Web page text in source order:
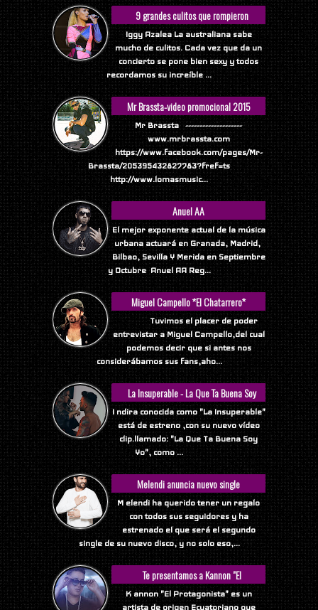
9 grandes culitos que rompieron
Internet
Iggy Azalea La australiana sabe
mucho de culitos. Cada vez que da un
concierto se pone bien sexy y todos
recordamos su increíble ...
Mr Brassta-video promocional 2015
Mr Brassta --------------------
www.mrbrassta.com
https://www.facebook.com/pages/Mr-
Brassta/205395432827783?fref=ts
http://www.lomasmusic...
Anuel AA
El mejor exponente actual de la música
urbana actuará en Granada, Madrid,
Bilbao, Sevilla Y Merida en Septiembre
y Octubre Anuel AA Reg...
Miguel Campello *El Chatarrero*
Tuvimos el placer de poder
entrevistar a Miguel Campello,del cual
podemos decir que si antes nos
considerábamos sus fans,aho...
La Insuperable - La Que Ta Buena Soy
Yo
I ndira conocida como "La Insuperable"
está de estreno ,con su nuevo vídeo
clip.llamado: "La Que Ta Buena Soy
Yo", como ...
Melendi anuncia nuevo single
M elendi ha querido tener un regalo
con todos sus seguidores y ha
estrenado el que será el segundo
single de su nuevo disco, y no solo eso,...
Te presentamos a Kannon "El
Protagonista"
K annon "El Protagonista" es un
artista de origen Ecuatoriano que